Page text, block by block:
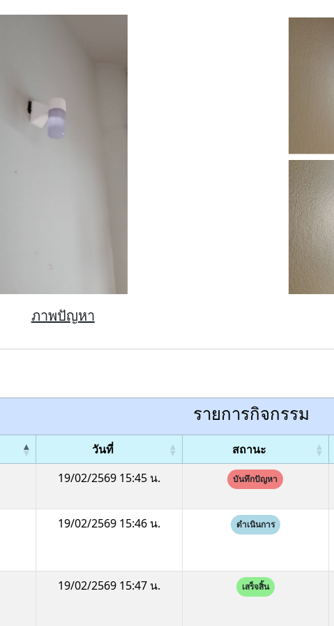
ภาพปัญหา
รายการกิจกรรม
วันที่ สถานะ
19/02/2569 15:45 น. บันทึกปัญหา
19/02/2569 15:46 น. ดำเนินการ
19/02/2569 15:47 น. เสร็จสิ้น